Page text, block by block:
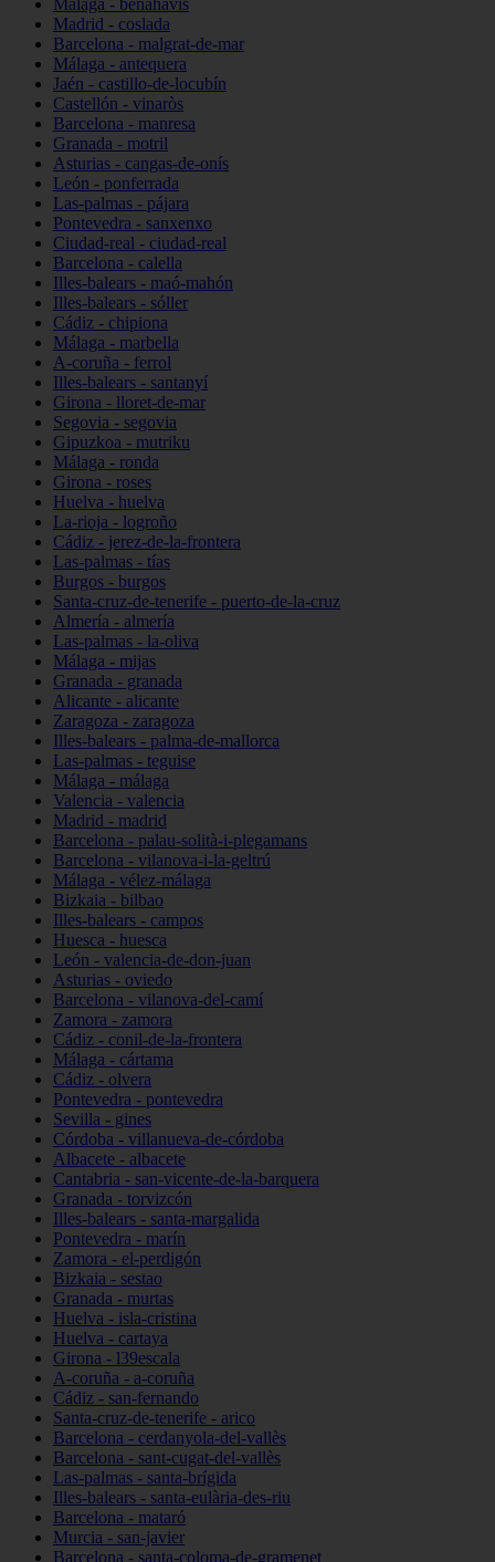
Málaga - benahavís
Madrid - coslada
Barcelona - malgrat-de-mar
Málaga - antequera
Jaén - castillo-de-locubín
Castellón - vinaròs
Barcelona - manresa
Granada - motril
Asturias - cangas-de-onís
León - ponferrada
Las-palmas - pájara
Pontevedra - sanxenxo
Ciudad-real - ciudad-real
Barcelona - calella
Illes-balears - maó-mahón
Illes-balears - sóller
Cádiz - chipiona
Málaga - marbella
A-coruña - ferrol
Illes-balears - santanyí
Girona - lloret-de-mar
Segovia - segovia
Gipuzkoa - mutriku
Málaga - ronda
Girona - roses
Huelva - huelva
La-rioja - logroño
Cádiz - jerez-de-la-frontera
Las-palmas - tías
Burgos - burgos
Santa-cruz-de-tenerife - puerto-de-la-cruz
Almería - almería
Las-palmas - la-oliva
Málaga - mijas
Granada - granada
Alicante - alicante
Zaragoza - zaragoza
Illes-balears - palma-de-mallorca
Las-palmas - teguise
Málaga - málaga
Valencia - valencia
Madrid - madrid
Barcelona - palau-solità-i-plegamans
Barcelona - vilanova-i-la-geltrú
Málaga - vélez-málaga
Bizkaia - bilbao
Illes-balears - campos
Huesca - huesca
León - valencia-de-don-juan
Asturias - oviedo
Barcelona - vilanova-del-camí
Zamora - zamora
Cádiz - conil-de-la-frontera
Málaga - cártama
Cádiz - olvera
Pontevedra - pontevedra
Sevilla - gines
Córdoba - villanueva-de-córdoba
Albacete - albacete
Cantabria - san-vicente-de-la-barquera
Granada - torvizcón
Illes-balears - santa-margalida
Pontevedra - marín
Zamora - el-perdigón
Bizkaia - sestao
Granada - murtas
Huelva - isla-cristina
Huelva - cartaya
Girona - l39escala
A-coruña - a-coruña
Cádiz - san-fernando
Santa-cruz-de-tenerife - arico
Barcelona - cerdanyola-del-vallès
Barcelona - sant-cugat-del-vallès
Las-palmas - santa-brígida
Illes-balears - santa-eulària-des-riu
Barcelona - mataró
Murcia - san-javier
Barcelona - santa-coloma-de-gramenet